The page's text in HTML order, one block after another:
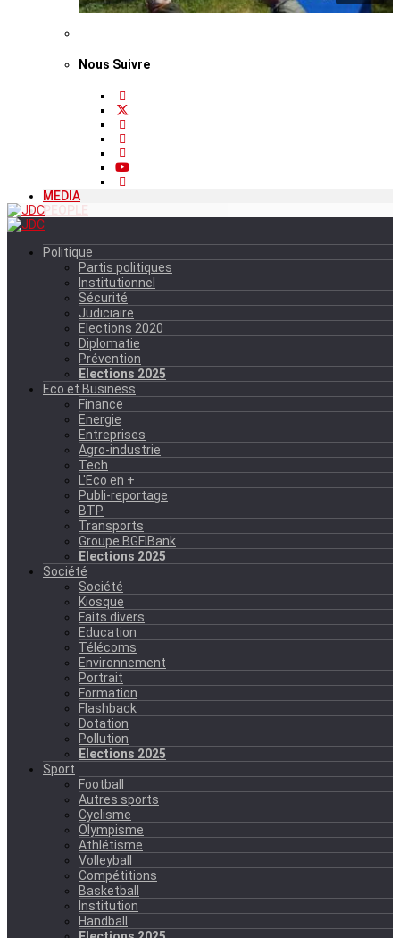
Nous Suivre
MEDIA
PEOPLE
Politique
Partis politiques
Institutionnel
Sécurité
Judiciaire
Elections 2020
Diplomatie
Prévention
Elections 2025
Eco et Business
Finance
Energie
Entreprises
Agro-industrie
Tech
L'Eco en +
Publi-reportage
BTP
Transports
Groupe BGFIBank
Elections 2025
Société
Société
Kiosque
Faits divers
Education
Télécoms
Environnement
Portrait
Formation
Flashback
Dotation
Pollution
Elections 2025
Sport
Football
Autres sports
Cyclisme
Olympisme
Athlétisme
Volleyball
Compétitions
Basketball
Institution
Handball